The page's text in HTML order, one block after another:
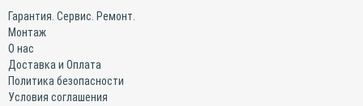
Гарантия. Сервис. Ремонт.
Монтаж
О нас
Доставка и Оплата
Политика безопасности
Условия соглашения